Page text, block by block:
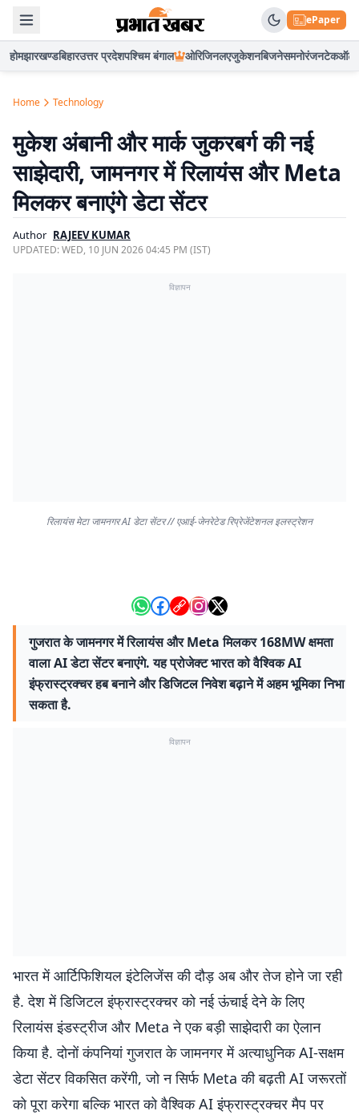
ePaper
होमझारखण्डबिहारउत्तर प्रदेशपश्चिम बंगाल ओरिजिनलएजुकेशनबिजनेसमनोरंजनटेकऑटो
Home Technology
मुकेश अंबानी और मार्क जुकरबर्ग की नई
साझेदारी, जामनगर में रिलायंस और Meta
मिलकर बनाएंगे डेटा सेंटर
Author RAJEEV KUMAR
UPDATED:WED, 10 JUN 2026 04:45 PM (IST)
विज्ञापन
रिलायंस मेटा जामनगर AI डेटा सेंटर // एआई-जेनरेटेड रिप्रेजेंटेशनल इलस्ट्रेशन
गुजरात के जामनगर में रिलायंस और Meta मिलकर 168MW क्षमता
वाला AI डेटा सेंटर बनाएंगे. यह प्रोजेक्ट भारत को वैश्विक AI
इंफ्रास्ट्रक्चर हब बनाने और डिजिटल निवेश बढ़ाने में अहम भूमिका निभा
सकता है.
विज्ञापन
भारत में आर्टिफिशियल इंटेलिजेंस की दौड़ अब और तेज होने जा रही
है. देश में डिजिटल इंफ्रास्ट्रक्चर को नई ऊंचाई देने के लिए
रिलायंस इंडस्ट्रीज और Meta ने एक बड़ी साझेदारी का ऐलान
किया है. दोनों कंपनियां गुजरात के जामनगर में अत्याधुनिक AI-सक्षम
डेटा सेंटर विकसित करेंगी, जो न सिर्फ Meta की बढ़ती AI जरूरतों
को पूरा करेगा बल्कि भारत को वैश्विक AI इंफ्रास्ट्रक्चर मैप पर